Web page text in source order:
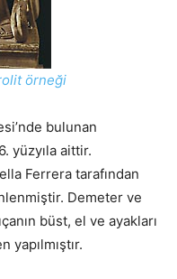
örneği
bulunan
yüzyıla aittir.
Ferrera tarafından
Demeter ve
büst, el ve ayakları
yapılmıştır.